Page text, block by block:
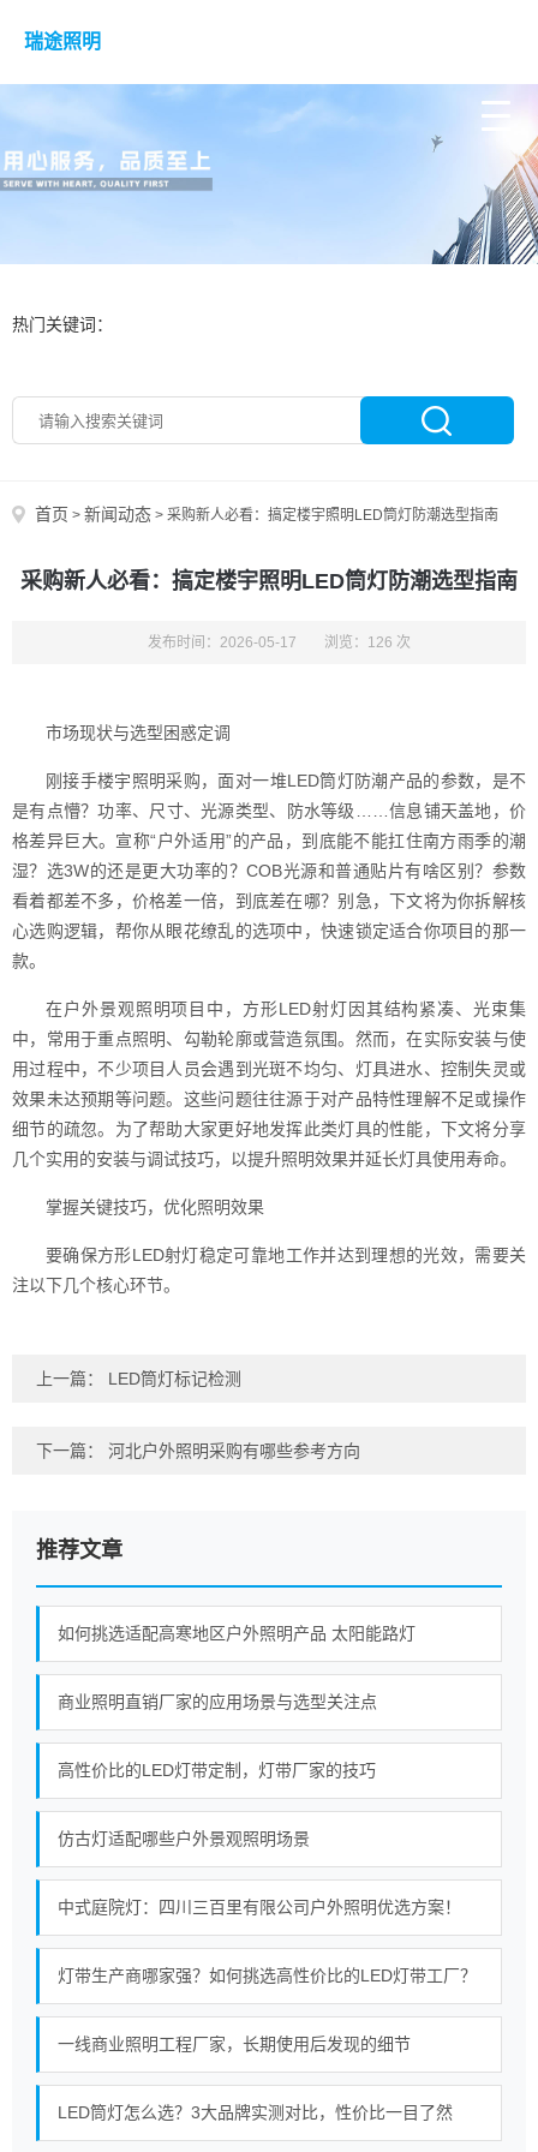
瑞途照明
热门关键词：
首页 > 新闻动态 > 采购新人必看：搞定楼宇照明LED筒灯防潮选型指南
采购新人必看：搞定楼宇照明LED筒灯防潮选型指南
发布时间：2026-05-17 浏览：126 次
市场现状与选型困惑定调
刚接手楼宇照明采购，面对一堆LED筒灯防潮产品的参数，是不
是有点懵？功率、尺寸、光源类型、防水等级……信息铺天盖地，价
格差异巨大。宣称“户外适用”的产品，到底能不能扛住南方雨季的潮
湿？选3W的还是更大功率的？COB光源和普通贴片有啥区别？参数
看着都差不多，价格差一倍，到底差在哪？别急，下文将为你拆解核
心选购逻辑，帮你从眼花缭乱的选项中，快速锁定适合你项目的那一
款。
在户外景观照明项目中，方形LED射灯因其结构紧凑、光束集
中，常用于重点照明、勾勒轮廓或营造氛围。然而，在实际安装与使
用过程中，不少项目人员会遇到光斑不均匀、灯具进水、控制失灵或
效果未达预期等问题。这些问题往往源于对产品特性理解不足或操作
细节的疏忽。为了帮助大家更好地发挥此类灯具的性能，下文将分享
几个实用的安装与调试技巧，以提升照明效果并延长灯具使用寿命。
掌握关键技巧，优化照明效果
要确保方形LED射灯稳定可靠地工作并达到理想的光效，需要关
注以下几个核心环节。
上一篇： LED筒灯标记检测
下一篇： 河北户外照明采购有哪些参考方向
推荐文章
如何挑选适配高寒地区户外照明产品 太阳能路灯
商业照明直销厂家的应用场景与选型关注点
高性价比的LED灯带定制，灯带厂家的技巧
仿古灯适配哪些户外景观照明场景
中式庭院灯：四川三百里有限公司户外照明优选方案！
灯带生产商哪家强？如何挑选高性价比的LED灯带工厂？
一线商业照明工程厂家，长期使用后发现的细节
LED筒灯怎么选？3大品牌实测对比，性价比一目了然